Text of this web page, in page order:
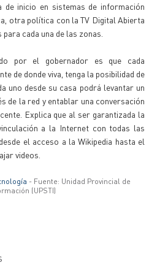
inicio en sistemas de información
otra política con la TV Digital Abierta
cada una de las zonas.
por el gobernador es que cada
de donde viva, tenga la posibilidad de
uno desde su casa podrá levantar un
de la red y entablar una conversación
Explica que al ser garantizada la
a la Internet con todas las
el acceso a la Wikipedia hasta el
videos.
- Fuente: Unidad Provincial de
(UPSTI)